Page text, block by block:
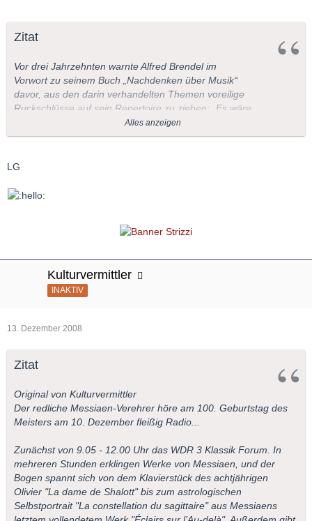
Zitat
Vor drei Jahrzehnten warnte Alfred Brendel im
Vorwort zu seinem Buch „Nachdenken über Musik“
davor, aus den darin verhandelten Themen voreilige
Ruckschlüsse auf sein Repertoire zu ziehen: „Es wäre
ein Missverständnis, wollte man aus den hier
gesammelten Aufsätzen und Vorträgen auf den
den Raum, den einzelne Komponisten darin
musikalischen Interessen überhaupt.“ Und der
Inzwischen hat sich Brendel aufs Schreiben verlegt
erklärt. Prisma Musik versucht die Schneise
nachzuzeichnen, die Brendel in mehr als einem
halben Jahrhundert durch das riesige Gebiet des
Alles anzeigen
LG
Kulturvermittler
INAKTIV
13. Dezember 2008
Zitat
Original von Kulturvermittler
Der redliche Messiaen-Verehrer höre am 100. Geburtstag des
Meisters am 10. Dezember fleißig Radio...
Zunächst von 9.05 - 12.00 Uhr das WDR 3 Klassik Forum. In
mehreren Stunden erklingen Werke von Messiaen, und der
Bogen spannt sich von dem Klavierstück des achtjährigen
Olivier "La dame de Shalott" bis zum astrologischen
Selbstportrait "La constellation du sagittaire" aus Messiaens